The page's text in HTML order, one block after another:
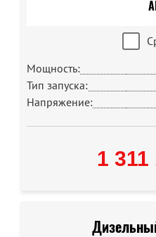
Мощность:
Тип запуска:
Напряжение:
1 311